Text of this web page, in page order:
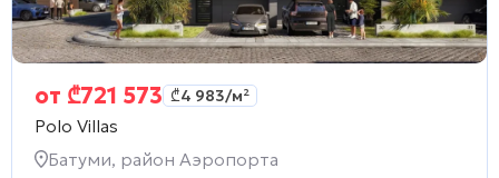
от ₾721 573 ₾4 983/м²
Polo Villas
Батуми, район Аэропорта